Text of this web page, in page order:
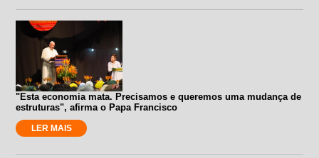
"Esta economia mata. Precisamos e queremos uma mudança de
estruturas", afirma o Papa Francisco
LER MAIS